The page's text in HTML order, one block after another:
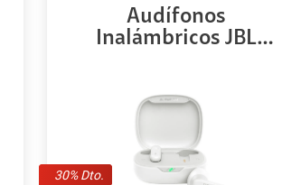
30% Dto.
Audífonos
Inalámbricos JBL